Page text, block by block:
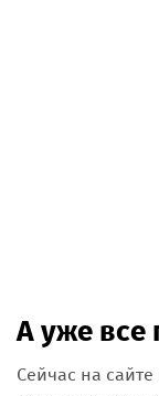
А уже все
Сейчас на сайте